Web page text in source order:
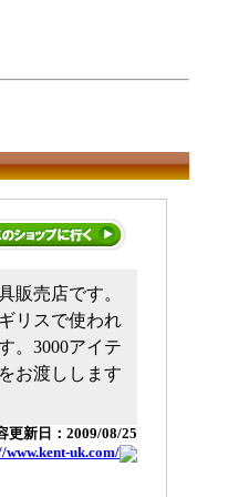
販売店です。
リスで使われ
。3000アイテ
お渡しします
更新日：2009/08/25
www.kent-uk.com/